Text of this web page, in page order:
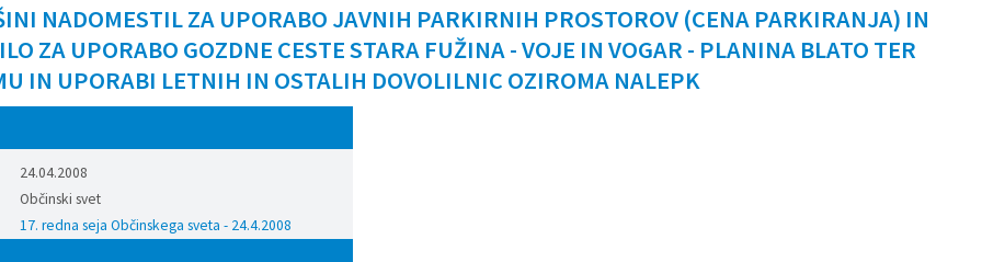
NADOMESTIL ZA UPORABO JAVNIH PARKIRNIH PROSTOROV (CENA PARKIRANJA) IN
ZA UPORABO GOZDNE CESTE STARA FUŽINA - VOJE IN VOGAR - PLANINA BLATO TER
IN UPORABI LETNIH IN OSTALIH DOVOLILNIC OZIROMA NALEPK
24.04.2008
Občinski svet
17. redna seja Občinskega sveta - 24.4.2008